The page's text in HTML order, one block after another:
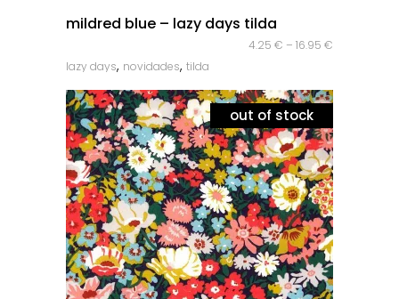
mildred blue – lazy days tilda
4.25 € – 16.95 €
lazy days, novidades, tilda
out of stock